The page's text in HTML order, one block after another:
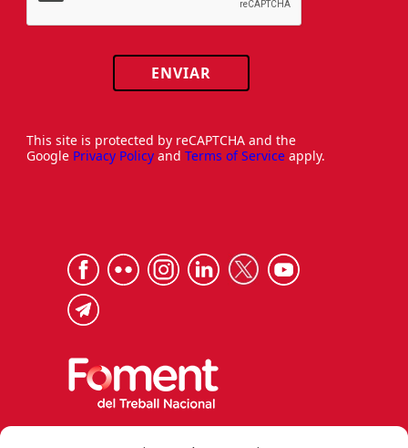
ENVIAR
This site is protected by reCAPTCHA and the
Google Privacy Policy and Terms of Service apply.